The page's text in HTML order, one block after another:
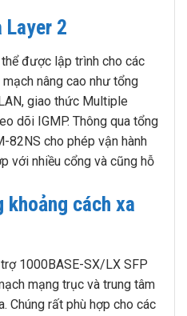
Layer 2
được lập trình cho các
nâng cao như tổng
giao thức Multiple
dõi IGMP. Thông qua tổng
82NS cho phép vận hành
với nhiều cổng và cũng hỗ
khoảng cách xa
1000BASE-SX/LX SFP
mạng trục và trung tâm
Chúng rất phù hợp cho các